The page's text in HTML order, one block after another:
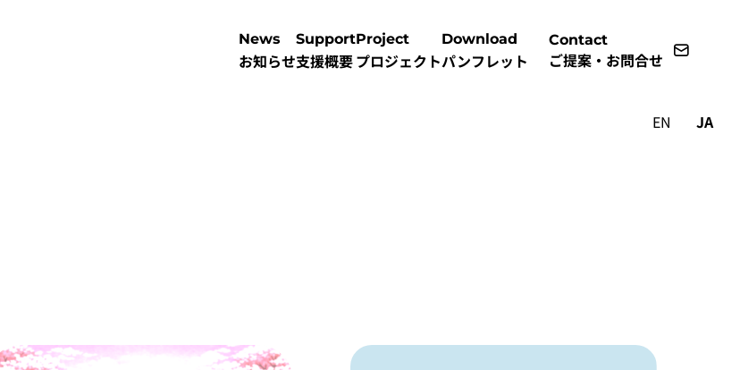
News
お知らせ
Support
支援概要
Project
プロジェクト
Download
パンフレット
Contact
ご提案・お問合せ
EN JA